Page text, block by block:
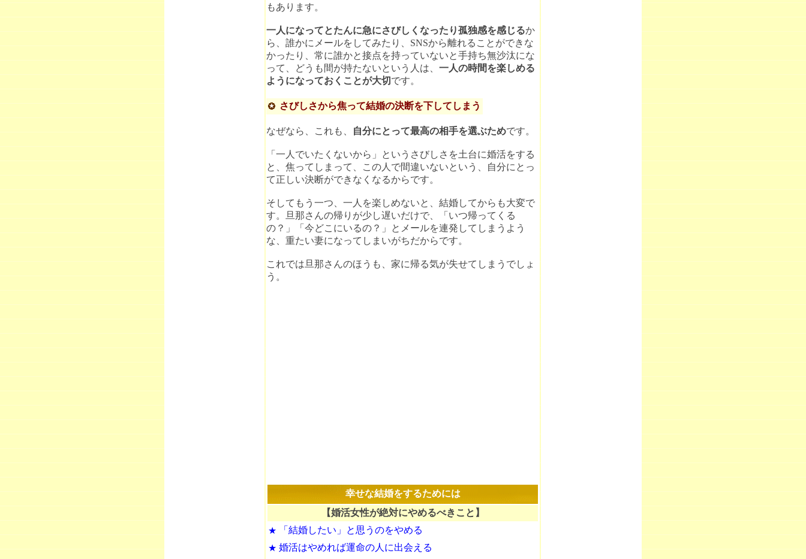
もあります。
一人になってとたんに急にさびしくなったり孤独感を感じるか
ら、誰かにメールをしてみたり、SNSから離れることができな
かったり、常に誰かと接点を持っていないと手持ち無沙汰にな
って、どうも間が持たないという人は、 一人の時間を楽しめる
ようになっておくことが大切 です。
さびしさから焦って結婚の決断を下してしまう
なぜなら、これも、 自分にとって最高の相手を選ぶためです。
「一人でいたくないから」というさびしさを土台に婚活をする
と、焦ってしまって、この人で間違いないという、自分にとっ
て正しい決断ができなくなるからです。
そしてもう一つ、一人を楽しめないと、結婚してからも大変で
す。旦那さんの帰りが少し遅いだけで、「いつ帰ってくる
の？」「今どこにいるの？」とメールを連発してしまうよう
な、重たい妻になってしまいがちだからです。
これでは旦那さんのほうも、家に帰る気が失せてしまうでしょ
う。
幸せな結婚をするためには
【婚活女性が絶対にやめるべきこと】
★
「結婚したい」と思うのをやめる
★ 婚活はやめれば運命の人に出会える